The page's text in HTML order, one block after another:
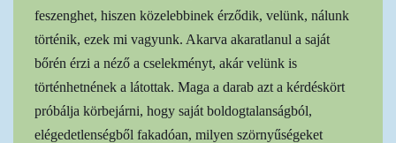
feszenghet, hiszen közelebbinek érződik, velünk, nálunk
történik, ezek mi vagyunk. Akarva akaratlanul a saját
bőrén érzi a néző a cselekményt, akár velünk is
történhetnének a látottak. Maga a darab azt a kérdéskört
próbálja körbejárni, hogy saját boldogtalanságból,
elégedetlenségből fakadóan, milyen szörnyűségeket